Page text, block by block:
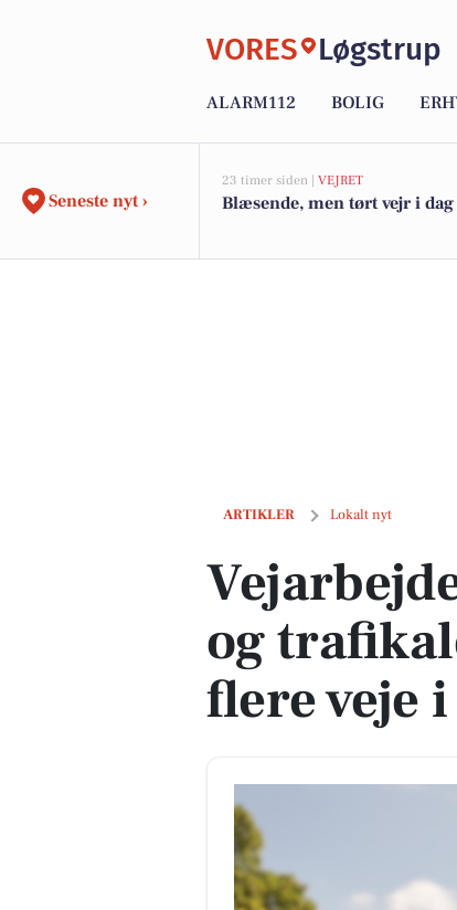
VORES Løgstrup
ALARM112 BOLIG
Seneste nyt ›
23 timer siden | VEJRET
Blæsende, men tørt vejr i dag
ARTIKLER Lokalt nyt
Vejarbejde giver spærringer og
og
flere veje